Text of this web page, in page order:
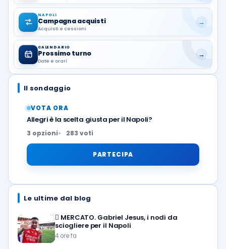
NAPOLI
Campagna acquisti
Acquisti e cessioni
→
CALENDARIO
Prossimo turno
Date e orari
→
Il sondaggio
VOTA ORA
Allegri è la scelta giusta per il Napoli?
3 opzioni 283 voti
PARTECIPA
Le ultime dal blog
🪎 MERCATO. Gabriel Jesus, i nodi da
sciogliere per il Napoli
4 ore fa